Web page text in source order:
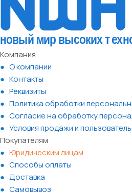
Компания
О компании
Контакты
Реквизиты
Политика обработки
Согласие на обработку
Условия продажи и
Покупателям
Юридическим лицам
Способы оплаты
Доставка
Самовывоз